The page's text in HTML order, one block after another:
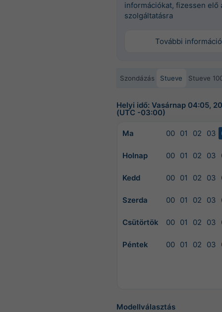
információkat, fizessen elő
szolgáltatásra
További információ
Szondázás Stueve Stueve
Helyi idő: Vasárnap 04:05,
(UTC -03:00)
Ma 00 01 02 03
Holnap 00 01 02 03
Kedd 00 01 02 03
Szerda 00 01 02 03
Csütörtök 00 01 02 03
Péntek 00 01 02 03
Modellválasztás